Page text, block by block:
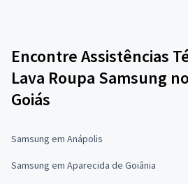
Encontre Assistências
Lava Roupa Samsung
Goiás
Samsung em Anápolis
Samsung em Aparecida de Goiânia